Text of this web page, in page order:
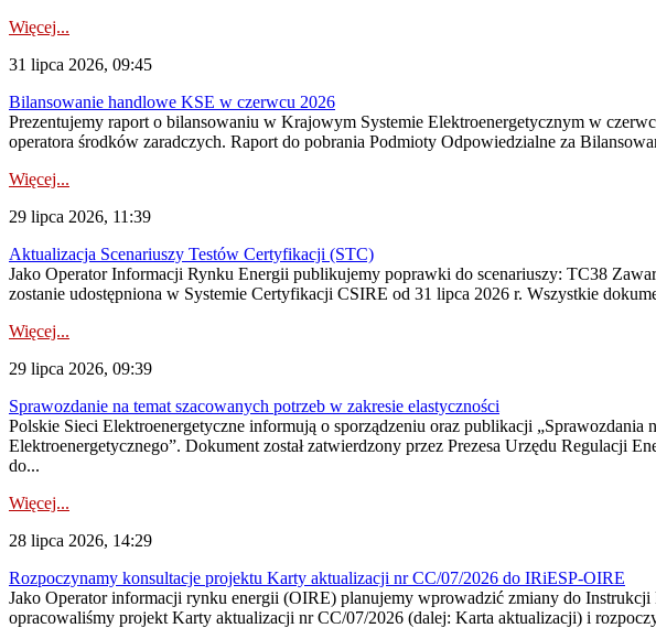
Więcej...
31 lipca 2026, 09:45
Bilansowanie handlowe KSE w czerwcu 2026
Prezentujemy raport o bilansowaniu w Krajowym Systemie Elektroenergetycznym w
operatora środków zaradczych. Raport do pobrania Podmioty Odpowiedzialne za
Więcej...
29 lipca 2026, 11:39
Aktualizacja Scenariuszy Testów Certyfikacji (STC)
Jako Operator Informacji Rynku Energii publikujemy poprawki do scenariuszy: TC38
zostanie udostępniona w Systemie Certyfikacji CSIRE od 31 lipca 2026 r. Wszystkie
Więcej...
29 lipca 2026, 09:39
Sprawozdanie na temat szacowanych potrzeb w zakresie elastyczności
Polskie Sieci Elektroenergetyczne informują o sporządzeniu oraz publikacji
Elektroenergetycznego”. Dokument został zatwierdzony przez Prezesa Urzędu Regulacji
do...
Więcej...
28 lipca 2026, 14:29
Rozpoczynamy konsultacje projektu Karty aktualizacji nr CC/07/2026 do IRiESP-OIRE
Jako Operator informacji rynku energii (OIRE) planujemy wprowadzić zmiany do
opracowaliśmy projekt Karty aktualizacji nr CC/07/2026 (dalej: Karta aktualizacji) i